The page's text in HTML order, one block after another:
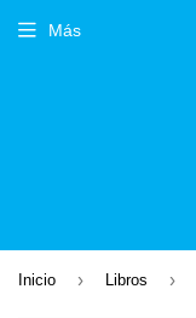
Más
Inicio › Libros ›